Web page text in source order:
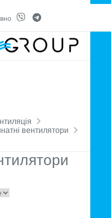
вентилятори